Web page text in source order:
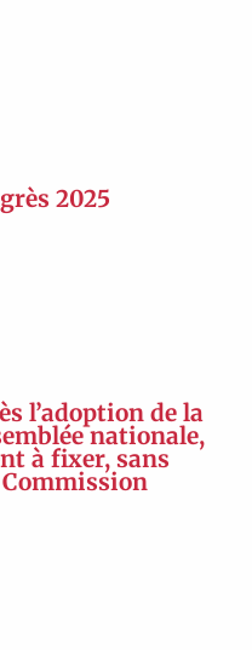
2025
l’adoption de la
nationale,
à fixer, sans